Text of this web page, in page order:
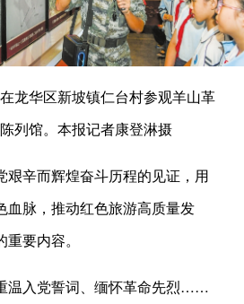
龙华区新坡镇仁台村参观羊山革
列馆。本报记者康登淋摄
艰辛而辉煌奋斗历程的见证，用
血脉，推动红色旅游高质量发
要内容。
温入党誓词、缅怀革命先烈……